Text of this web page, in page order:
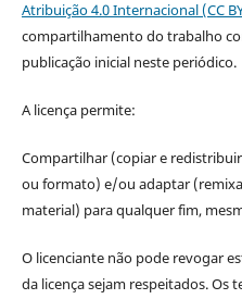
Atribuição 4.0 Internacional (CC
compartilhamento do trabalho
publicação inicial neste periódico.
A licença permite:
Compartilhar (copiar e
ou formato) e/ou adaptar
material) para qualquer fim,
O licenciante não pode revogar
da licença sejam respeitados. Os